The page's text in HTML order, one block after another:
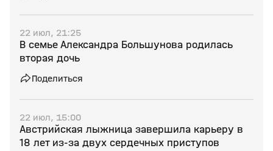
22 июл, 21:25
В семье Александра Большунова родилась
вторая дочь
Поделиться
22 июл, 15:00
Австрийская лыжница завершила карьеру в
18 лет из‑за двух сердечных приступов